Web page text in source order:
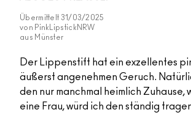
Übermittelt 31/03/2025
von PinkLipstickNRW
aus Münster
Der Lippenstift hat ein exzellentes
äußerst angenehmen Geruch.
den nur manchmal heimlich Zuhause,
eine Frau, würd ich den ständig